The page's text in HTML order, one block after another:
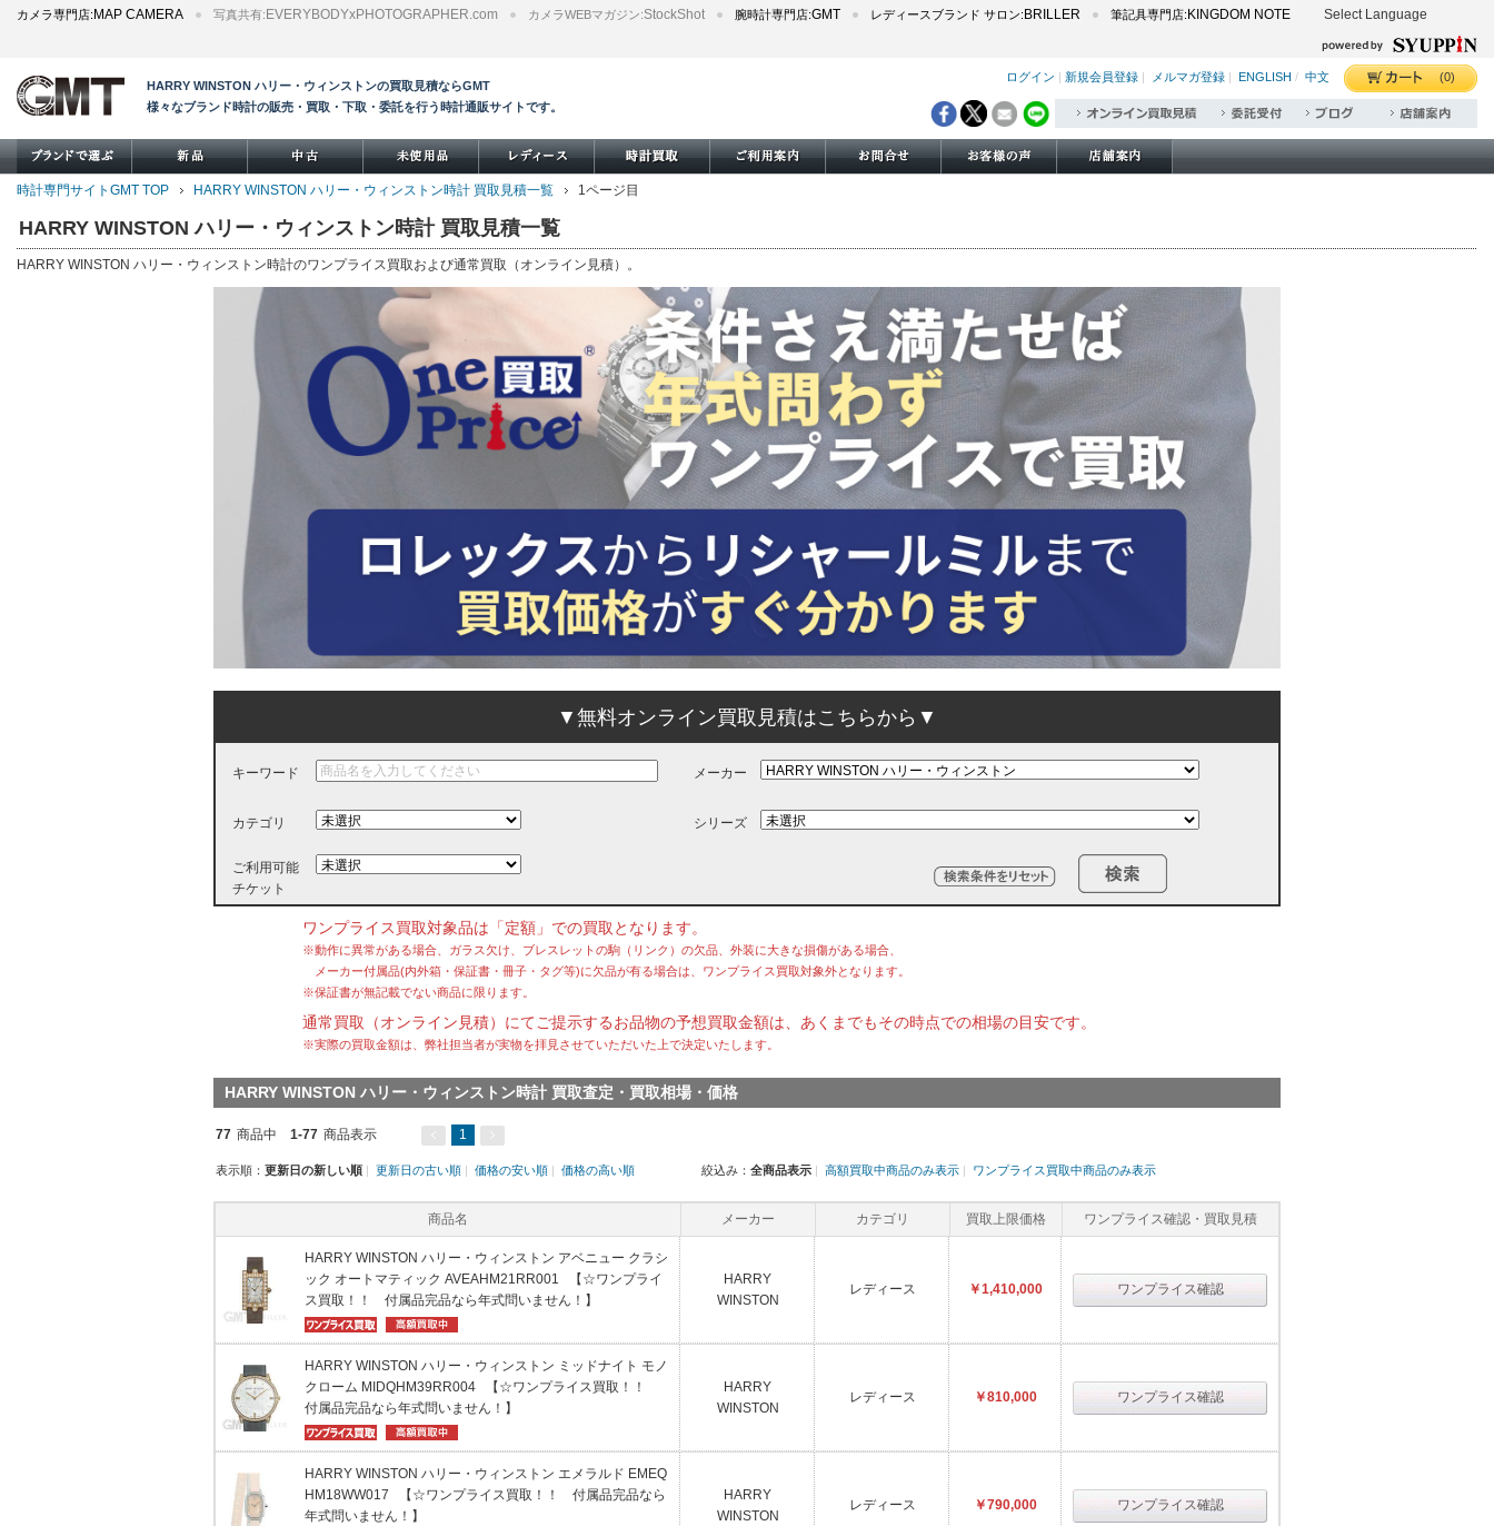
カメラ専門店: MAP CAMERA 写真共有: EVERYBODYxPHOTOGRAPHER.com カメラWEBマガジン:StockShot 腕時計専門店:GMT レディースブランド サロン: BRILLER 筆記具専門店: KINGDOM NOTE Select Language
HARRY WINSTON ハリー・ウィンストンの買取見積ならGMT
様々なブランド時計の販売・買取・下取・委託を行う時計通販サイトです。
ログイン 新規会員登録 メルマガ登録 ENGLISH / 中文 (0)
時計専門サイトGMT TOP HARRY WINSTON ハリー・ウィンストン時計 買取見積一覧 1ページ目
HARRY WINSTON ハリー・ウィンストン時計 買取見積一覧
HARRY WINSTON ハリー・ウィンストン時計のワンプライス買取および通常買取（オンライン見積）。
▼無料オンライン買取見積はこちらから▼
キーワード メーカー
シリーズ
カテゴリ
ご利用可能
チケット
ワンプライス買取対象品は「定額」での買取となります。
※動作に異常がある場合、ガラス欠け、ブレスレットの駒（リンク）の欠品、外装に大きな損傷がある場合、
メーカー付属品(内外箱・保証書・冊子・タグ等)に欠品が有る場合は、ワンプライス買取対象外となります。
※保証書が無記載でない商品に限ります。
通常買取（オンライン見積）にてご提示するお品物の予想買取金額は、あくまでもその時点での相場の目安です。
※実際の買取金額は、弊社担当者が実物を拝見させていただいた上で決定いたします。
HARRY WINSTON ハリー・ウィンストン時計 買取査定・買取相場・価格
77 商品中 1-77 商品表示 1
表示順： 更新日の新しい順 | 更新日の古い順 | 価格の安い順 | 価格の高い順 絞込み： 全商品表示 | 高額買取中商品のみ表示 | ワンプライス買取中商品のみ表示
商品名 メーカー カテゴリ 買取上限価格 ワンプライス確認・買取見積
HARRY WINSTON ハリー・ウィンストン アベニュー クラシ
ック オートマティック AVEAHM21RR001 【☆ワンプライ
ス買取！！ 付属品完品なら年式問いません！】
HARRY
WINSTON
レディース ￥1,410,000 ワンプライス確認
HARRY WINSTON ハリー・ウィンストン ミッドナイト モノ
クローム MIDQHM39RR004 【☆ワンプライス買取！！
付属品完品なら年式問いません！】
HARRY
WINSTON
レディース ￥810,000 ワンプライス確認
HARRY WINSTON ハリー・ウィンストン エメラルド EMEQ
HM18WW017 【☆ワンプライス買取！！ 付属品完品なら
年式問いません！】
HARRY
WINSTON
レディース ￥790,000 ワンプライス確認